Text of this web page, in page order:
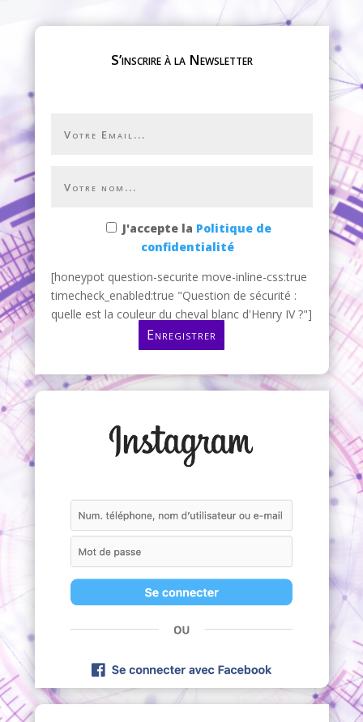
S’inscrire à la Newsletter
J'accepte la Politique de
confidentialité
[honeypot question-securite move-inline-css:true
timecheck_enabled:true "Question de sécurité :
quelle est la couleur du cheval blanc d'Henry IV ?"]
Enregistrer